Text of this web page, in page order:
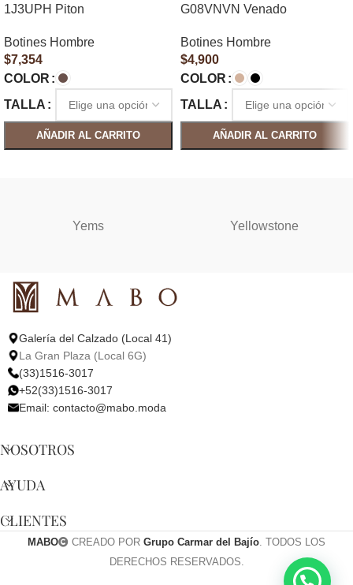
1J3UPH Piton
Botines Hombre
$7,354
COLOR
TALLA
AÑADIR AL CARRITO
G08VNVN Venado
Botines Hombre
$4,900
COLOR
TALLA
AÑADIR AL CARRITO
Yems Yellowstone
Galería del Calzado (Local 41)
La Gran Plaza (Local 6G)
(33)1516-3017
+52(33)1516-3017
Email: contacto@mabo.moda
NOSOTROS
AYUDA
CLIENTES
MABO CREADO POR Grupo Carmar del Bajío . TODOS LOS
DERECHOS RESERVADOS.